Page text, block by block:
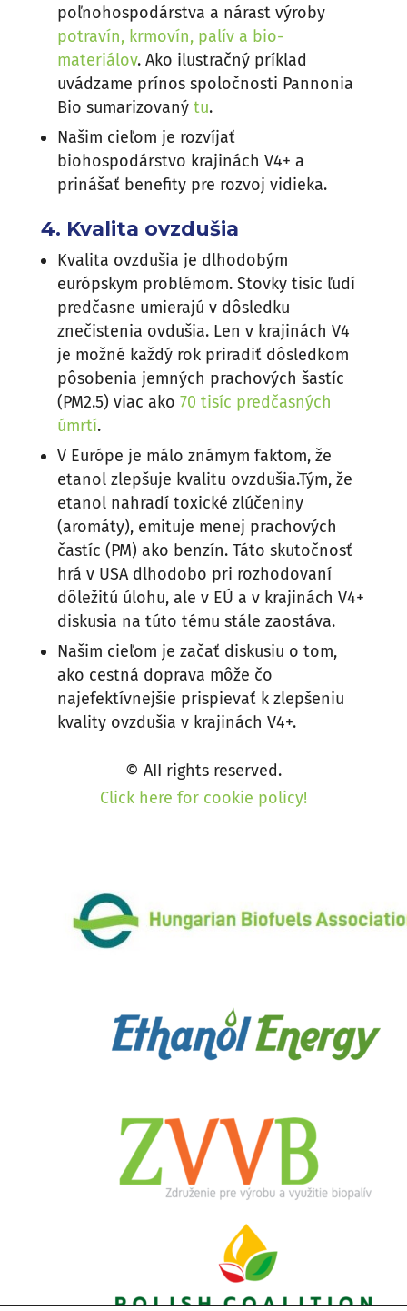
poľnohospodárstva a nárast výroby
potravín, krmovín, palív a bio-
materiálov. Ako ilustračný príklad
uvádzame prínos spoločnosti Pannonia
Bio sumarizovaný tu.
Našim cieľom je rozvíjať
biohospodárstvo krajinách V4+ a
prinášať benefity pre rozvoj vidieka.
4. Kvalita ovzdušia
Kvalita ovzdušia je dlhodobým
európskym problémom. Stovky tisíc ľudí
predčasne umierajú v dôsledku
znečistenia ovdušia. Len v krajinách V4
je možné každý rok priradiť dôsledkom
pôsobenia jemných prachových šastíc
(PM2.5) viac ako 70 tisíc predčasných
úmrtí.
V Európe je málo známym faktom, že
etanol zlepšuje kvalitu ovzdušia.Tým, že
etanol nahradí toxické zlúčeniny
(aromáty), emituje menej prachových
častíc (PM) ako benzín. Táto skutočnosť
hrá v USA dlhodobo pri rozhodovaní
dôležitú úlohu, ale v EÚ a v krajinách V4+
diskusia na túto tému stále zaostáva.
Našim cieľom je začať diskusiu o tom,
ako cestná doprava môže čo
najefektívnejšie prispievať k zlepšeniu
kvality ovzdušia v krajinách V4+.
© AII rights reserved.
Click here for cookie policy!